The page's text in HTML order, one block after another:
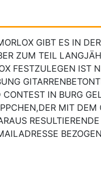
GIBT ES IN
ZUM TEIL
FESTZULEGEN IST
IN BURG
MIT